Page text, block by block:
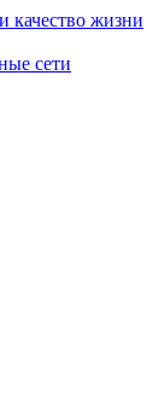
качество жизни
сети